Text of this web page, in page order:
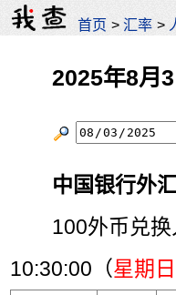
首页 >汇率 >
2025年8月
中国银行外
100外币兑换
10:30:00（星期日